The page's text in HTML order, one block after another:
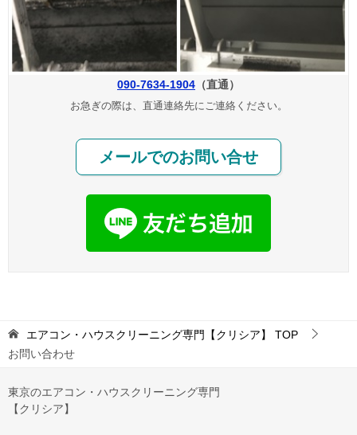
090-7634-1904 （直通）
お急ぎの際は、直通連絡先にご連絡ください。
メールでのお問い合せ
エアコン・ハウスクリーニング専門【クリシア】
TOP
お問い合わせ
東京のエアコン・ハウスクリーニング専門
【クリシア】